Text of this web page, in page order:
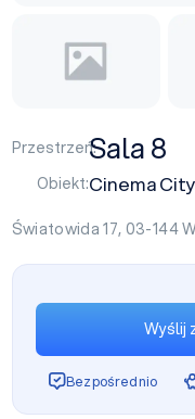
Przestrzeń:Sala 8
Obiekt:Cinema
Światowida 17, 03-144
Wyślij
Bezpośrednio